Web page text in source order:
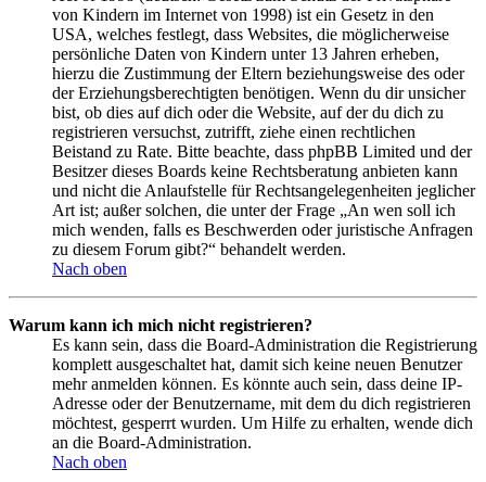
von Kindern im Internet von 1998) ist ein Gesetz in den
USA, welches festlegt, dass Websites, die möglicherweise
persönliche Daten von Kindern unter 13 Jahren erheben,
hierzu die Zustimmung der Eltern beziehungsweise des oder
der Erziehungsberechtigten benötigen. Wenn du dir unsicher
bist, ob dies auf dich oder die Website, auf der du dich zu
registrieren versuchst, zutrifft, ziehe einen rechtlichen
Beistand zu Rate. Bitte beachte, dass phpBB Limited und der
Besitzer dieses Boards keine Rechtsberatung anbieten kann
und nicht die Anlaufstelle für Rechtsangelegenheiten jeglicher
Art ist; außer solchen, die unter der Frage „An wen soll ich
mich wenden, falls es Beschwerden oder juristische Anfragen
zu diesem Forum gibt?“ behandelt werden.
Nach oben
Warum kann ich mich nicht registrieren?
Es kann sein, dass die Board-Administration die Registrierung
komplett ausgeschaltet hat, damit sich keine neuen Benutzer
mehr anmelden können. Es könnte auch sein, dass deine IP-
Adresse oder der Benutzername, mit dem du dich registrieren
möchtest, gesperrt wurden. Um Hilfe zu erhalten, wende dich
an die Board-Administration.
Nach oben